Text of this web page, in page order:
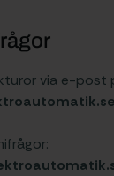
via e-post